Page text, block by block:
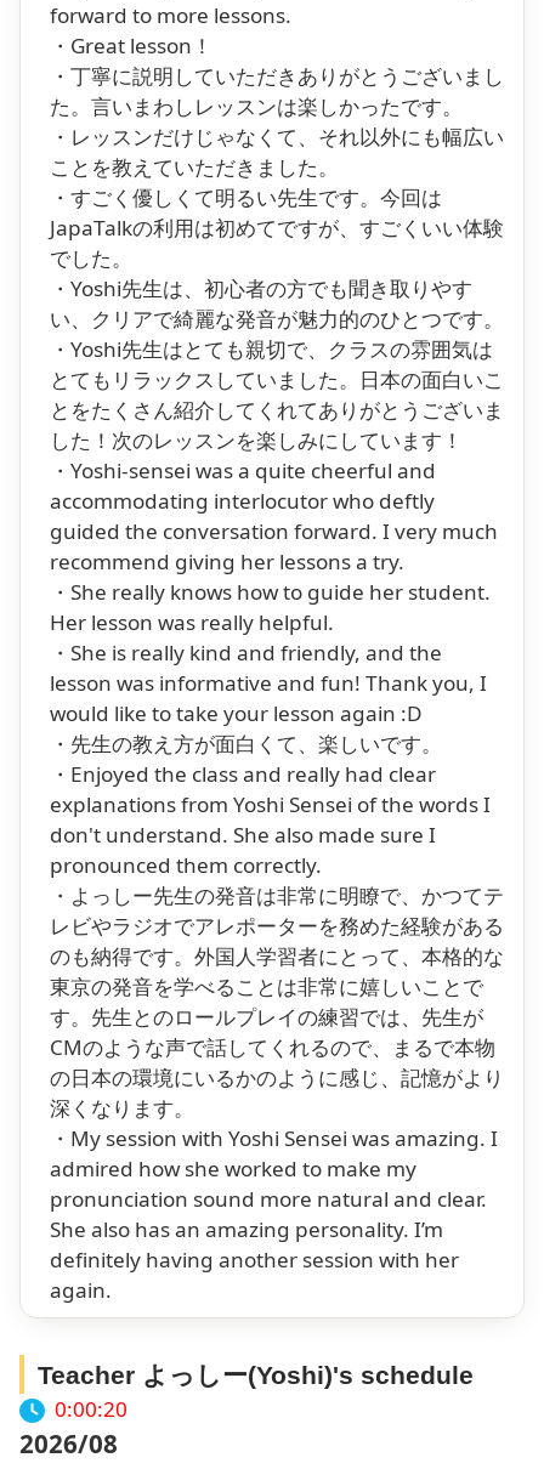
forward to more lessons.
・Great lesson！
・丁寧に説明していただきありがとうございまし
た。言いまわしレッスンは楽しかったです。
・レッスンだけじゃなくて、それ以外にも幅広い
ことを教えていただきました。
・すごく優しくて明るい先生です。今回は
JapaTalkの利用は初めてですが、すごくいい体験
でした。
・Yoshi先生は、初心者の方でも聞き取りやす
い、クリアで綺麗な発音が魅力的のひとつです。
・Yoshi先生はとても親切で、クラスの雰囲気は
とてもリラックスしていました。日本の面白いこ
とをたくさん紹介してくれてありがとうございま
した！次のレッスンを楽しみにしています！
・Yoshi-sensei was a quite cheerful and
accommodating interlocutor who deftly
guided the conversation forward. I very much
recommend giving her lessons a try.
・She really knows how to guide her student.
Her lesson was really helpful.
・She is really kind and friendly, and the
lesson was informative and fun! Thank you, I
would like to take your lesson again :D
・先生の教え方が面白くて、楽しいです。
・Enjoyed the class and really had clear
explanations from Yoshi Sensei of the words I
don't understand. She also made sure I
pronounced them correctly.
・よっしー先生の発音は非常に明瞭で、かつてテ
レビやラジオでアレポーターを務めた経験がある
のも納得です。外国人学習者にとって、本格的な
東京の発音を学べることは非常に嬉しいことで
す。先生とのロールプレイの練習では、先生が
CMのような声で話してくれるので、まるで本物
の日本の環境にいるかのように感じ、記憶がより
深くなります。
・My session with Yoshi Sensei was amazing. I
admired how she worked to make my
pronunciation sound more natural and clear.
She also has an amazing personality. I’m
definitely having another session with her
again.
Teacher よっしー(Yoshi)'s schedule
0:00:21
2026/08